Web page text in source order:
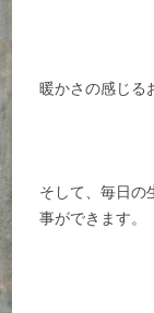
暖かさの感じる
そして、毎日の
事ができます。